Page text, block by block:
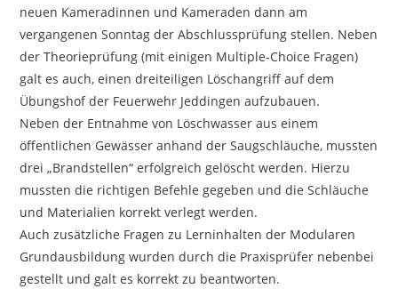
neuen Kameradinnen und Kameraden dann am
vergangenen Sonntag der Abschlussprüfung stellen. Neben
der Theorieprüfung (mit einigen Multiple-Choice Fragen)
galt es auch, einen dreiteiligen Löschangriff auf dem
Übungshof der Feuerwehr Jeddingen aufzubauen.
Neben der Entnahme von Löschwasser aus einem
öffentlichen Gewässer anhand der Saugschläuche, mussten
drei „Brandstellen“ erfolgreich gelöscht werden. Hierzu
mussten die richtigen Befehle gegeben und die Schläuche
und Materialien korrekt verlegt werden.
Auch zusätzliche Fragen zu Lerninhalten der Modularen
Grundausbildung wurden durch die Praxisprüfer nebenbei
gestellt und galt es korrekt zu beantworten.